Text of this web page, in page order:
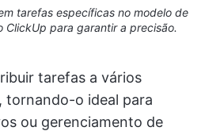
tarefas específicas no modelo de
ClickUp para garantir a precisão.
tarefas a vários
tornando-o ideal para
ou gerenciamento de